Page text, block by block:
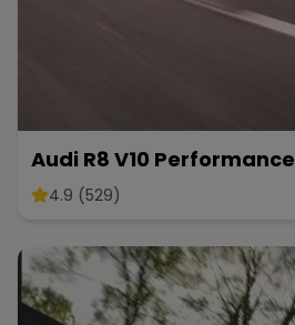
Audi R8 V10 Performance
4.9 (529)